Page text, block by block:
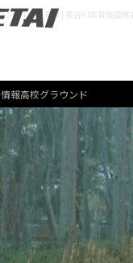
ド | 施工事例 | 長谷川体育施設株
報高校グラウンド